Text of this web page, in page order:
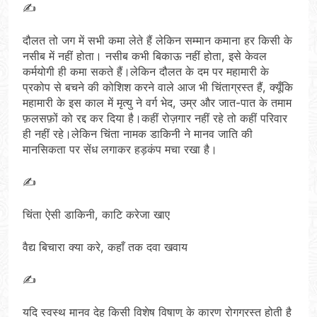
✍️
दौलत तो जग में सभी कमा लेते हैं लेकिन सम्मान कमाना हर किसी के
नसीब में नहीं होता। नसीब कभी बिकाऊ नहीं होता, इसे केवल
कर्मयोगी ही कमा सकते हैं।लेकिन दौलत के दम पर महामारी के
प्रकोप से बचने की कोशिश करने वाले आज भी चिंताग्रस्त हैं, क्यूँकि
महामारी के इस काल में मृत्यु ने वर्ग भेद, उम्र और जात-पात के तमाम
फ़लसफ़ों को रद्द कर दिया है।कहीं रोज़गार नहीं रहे तो कहीं परिवार
ही नहीं रहे।लेकिन चिंता नामक डाकिनी ने मानव जाति की
मानसिकता पर सेंध लगाकर हड़कंप मचा रखा है।
✍️
चिंता ऐसी डाकिनी, काटि करेजा खाए
वैद्य बिचारा क्या करे, कहाँ तक दवा खवाय
✍️
यदि स्वस्थ मानव देह किसी विशेष विषाणु के कारण रोगग्रस्त होती है